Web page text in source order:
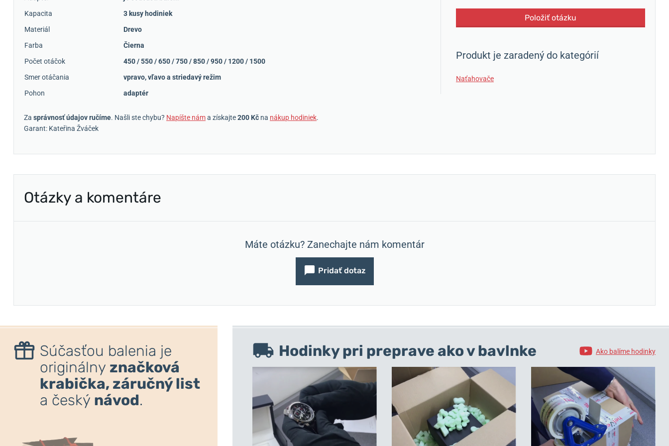
Kapacita
3 kusy hodiniek
Materiál
Drevo
Farba
Čierna
Počet otáčok
450 / 550 / 650 / 750 / 850 / 950 / 1200 / 1500
Smer otáčania
vpravo, vľavo a striedavý režim
Pohon
adaptér
Za správnosť údajov ručíme. Našli ste chybu? Napíšte náma získajte200 Kč na nákup hodiniek.
Garant: Kateřina Žváček
Položiť otázku
Produkt je zaradený do kategórií
Naťahovače
Otázky a komentáre
Máte otázku? Zanechajte nám komentár
Pridať dotaz
Súčasťou balenia je
originálny značková
krabička, záručný list
a český návod.
Ako balíme hodinky
Hodinky pri preprave ako v bavlnke